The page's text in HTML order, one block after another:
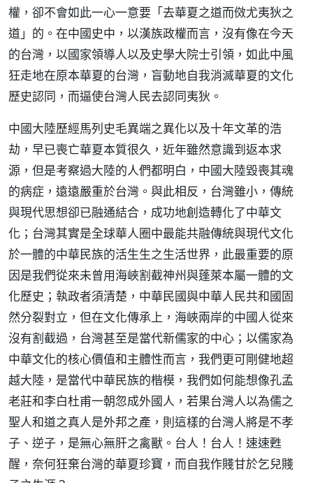
權，卻不會如此一心一意要「去華夏之道而傚尤夷狄之
道」的。在中國史中，以漢族政權而言，沒有像在今天
的台灣，以國家領導人以及史學大院士引領，如此中風
狂走地在原本華夏的台灣，盲動地自我消滅華夏的文化
歷史認同，而逼使台灣人民去認同夷狄。
中國大陸歷經馬列史毛異端之異化以及十年文革的浩
劫，早已喪亡華夏本質很久，近年雖然意識到返本求
源，但是考察過大陸的人們都明白，中國大陸毀喪其魂
的病症，遠遠嚴重於台灣。與此相反，台灣雖小，傳統
與現代思想卻已融通結合，成功地創造轉化了中華文
化；台灣其實是全球華人圈中最能共融傳統與現代文化
於一體的中華民族的活生生之生活世界，此最重要的原
因是我們從來未曾用海峽割截神州與蓬萊本屬一體的文
化歷史；執政者須清楚，中華民國與中華人民共和國固
然分裂對立，但在文化傳承上，海峽兩岸的中國人從來
沒有割截過，台灣甚至是當代新儒家的中心；以儒家為
中華文化的核心價值和主體性而言，我們更可剛健地超
越大陸，是當代中華民族的楷模，我們如何能想像孔孟
老莊和李白杜甫一朝忽成外國人，若果台灣人以為儒之
聖人和道之真人是外邦之產，則這樣的台灣人將是不孝
子、逆子，是無心無肝之禽獸。台人！台人！速速甦
醒，奈何狂棄台灣的華夏珍寶，而自我作賤甘於乞兒賤